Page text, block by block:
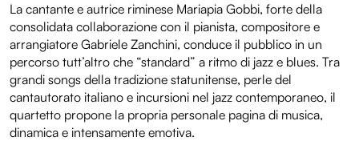
La cantante e autrice riminese Mariapia Gobbi, forte della
consolidata collaborazione con il pianista, compositore e
arrangiatore Gabriele Zanchini, conduce il pubblico in un
percorso tutt’altro che “standard” a ritmo di jazz e blues. Tra
grandi songs della tradizione statunitense, perle del
cantautorato italiano e incursioni nel jazz contemporaneo, il
quartetto propone la propria personale pagina di musica,
dinamica e intensamente emotiva.